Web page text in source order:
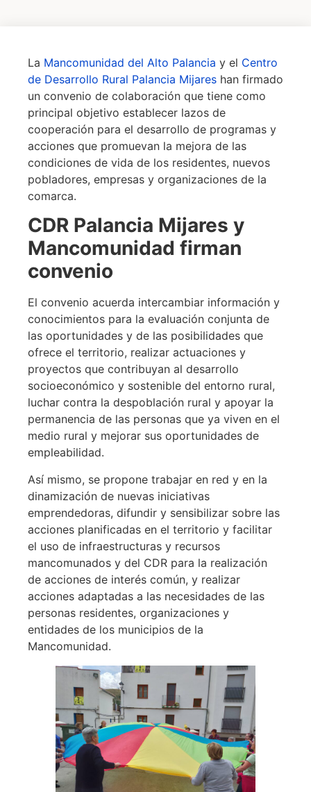
La Mancomunidad del Alto Palancia y el Centro
de Desarrollo Rural Palancia Mijares han firmado
un convenio de colaboración que tiene como
principal objetivo establecer lazos de
cooperación para el desarrollo de programas y
acciones que promuevan la mejora de las
condiciones de vida de los residentes, nuevos
pobladores, empresas y organizaciones de la
comarca.
CDR Palancia Mijares y
Mancomunidad firman
convenio
El convenio acuerda intercambiar información y
conocimientos para la evaluación conjunta de
las oportunidades y de las posibilidades que
ofrece el territorio, realizar actuaciones y
proyectos que contribuyan al desarrollo
socioeconómico y sostenible del entorno rural,
luchar contra la despoblación rural y apoyar la
permanencia de las personas que ya viven en el
medio rural y mejorar sus oportunidades de
empleabilidad.
Así mismo, se propone trabajar en red y en la
dinamización de nuevas iniciativas
emprendedoras, difundir y sensibilizar sobre las
acciones planificadas en el territorio y facilitar
el uso de infraestructuras y recursos
mancomunados y del CDR para la realización
de acciones de interés común, y realizar
acciones adaptadas a las necesidades de las
personas residentes, organizaciones y
entidades de los municipios de la
Mancomunidad.